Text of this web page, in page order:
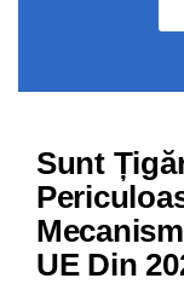
Sunt
UE Din